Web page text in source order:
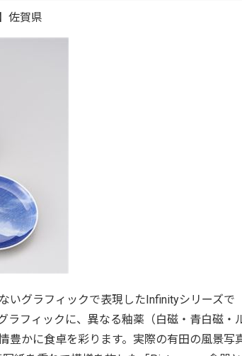
佐賀県
いグラフィックで表現したInfinityシリーズで
ラフィックに、異なる釉薬（白磁・青白磁・
豊かに食卓を彩ります。実際の有田の風景写